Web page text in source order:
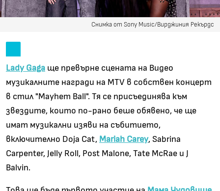
Снимка от Sony Music/Вирджиния Рекърдс
Lady Gaga ще превърне сцената на Видео
музикалните награди на MTV в собствен концерт
в стил "Mayhem Ball". Тя се присъединява към
звездите, които по-рано беше обявено, че ще
имат музикални изяви на събитието,
включително Doja Cat, Mariah Carey, Sabrina
Carpenter, Jelly Roll, Post Malone, Tate McRae и J
Balvin.